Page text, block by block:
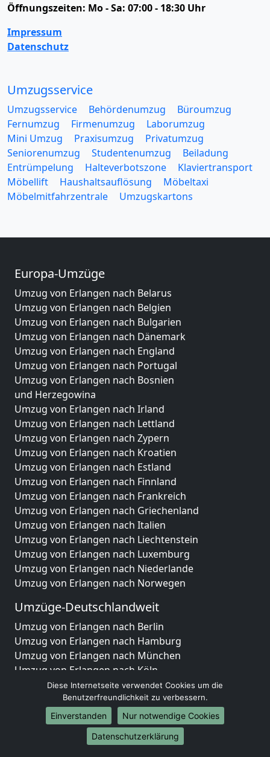
Öffnungszeiten: Mo - Sa: 07:00 - 18:30 Uhr
Impressum
Datenschutz
Umzugsservice
Umzugsservice Behördenumzug
Büroumzug
Fernumzug
Firmenumzug
Laborumzug
Mini Umzug
Praxisumzug
Privatumzug
Seniorenumzug
Studentenumzug
Beiladung
Entrümpelung
Halteverbotszone
Klaviertransport
Möbellift
Haushaltsauflösung
Möbeltaxi
Möbelmitfahrzentrale
Umzugskartons
Europa-Umzüge
Umzug von Erlangen nach Belarus
Umzug von Erlangen nach Belgien
Umzug von Erlangen nach Bulgarien
Umzug von Erlangen nach Dänemark
Umzug von Erlangen nach England
Umzug von Erlangen nach Portugal
Umzug von Erlangen nach Bosnien
und Herzegowina
Umzug von Erlangen nach Irland
Umzug von Erlangen nach Lettland
Umzug von Erlangen nach Zypern
Umzug von Erlangen nach Kroatien
Umzug von Erlangen nach Estland
Umzug von Erlangen nach Finnland
Umzug von Erlangen nach Frankreich
Umzug von Erlangen nach Griechenland
Umzug von Erlangen nach Italien
Umzug von Erlangen nach Liechtenstein
Umzug von Erlangen nach Luxemburg
Umzug von Erlangen nach Niederlande
Umzug von Erlangen nach Norwegen
Umzüge-Deutschlandweit
Umzug von Erlangen nach Berlin
Umzug von Erlangen nach Hamburg
Umzug von Erlangen nach München
Umzug von Erlangen nach Köln
Umzug von Erlangen nach Frankfurt am Main
Umzug von Erlangen nach Stuttgart
Umzug von Erlangen nach Düsseldorf
Umzug von Erlangen nach Leipzig
Umzug von Erlangen nach Dortmund
Diese Internetseite verwendet Cookies um die
Benutzerfreundlichkeit zu verbessern.
Einverstanden
Nur notwendige Cookies
Datenschutzerklärung